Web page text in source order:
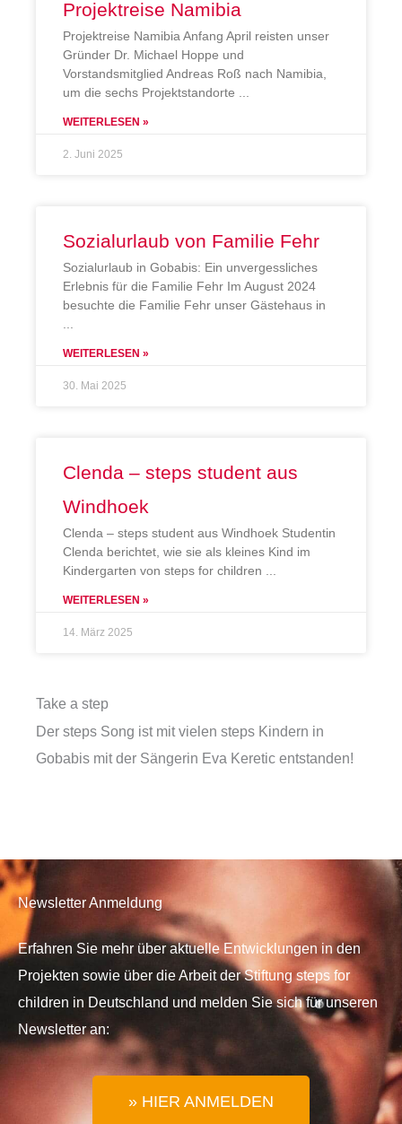
Projektreise Namibia
Projektreise Namibia Anfang April reisten unser
Gründer Dr. Michael Hoppe und
Vorstandsmitglied Andreas Roß nach Namibia,
um die sechs Projektstandorte
WEITERLESEN »
2. Juni 2025
Sozialurlaub von Familie Fehr
Sozialurlaub in Gobabis: Ein unvergessliches
Erlebnis für die Familie Fehr Im August 2024
besuchte die Familie Fehr unser Gästehaus in
WEITERLESEN »
30. Mai 2025
Clenda – steps student aus
Windhoek
Clenda – steps student aus Windhoek Studentin
Clenda berichtet, wie sie als kleines Kind im
Kindergarten von steps for children
WEITERLESEN »
14. März 2025
Take a step
Der steps Song ist mit vielen steps Kindern in
Gobabis mit der Sängerin Eva Keretic entstanden!
Newsletter Anmeldung
Erfahren Sie mehr über aktuelle Entwicklungen in den
Projekten sowie über die Arbeit der Stiftung steps for
children in Deutschland und melden Sie sich für unseren
Newsletter an:
» HIER ANMELDEN